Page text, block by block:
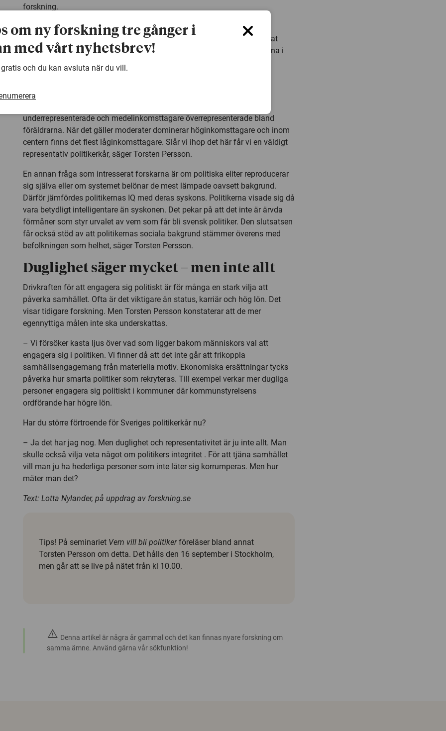
forskning.
För att mäta hur väl politikernas sociala förhållanden speglar
sammansättningen i befolkningen som helhet har forskarna bland annat
utgått från inkomsterna hos politikernas föräldrar. De tre största partierna i
kommunerna har undersökts, socialdemokraterna, moderaterna och
underrepresenterade och medelinkomsttagare överrepresenterade bland
föräldrarna. När det gäller moderater dominerar höginkomsttagare och inom
centern finns det flest låginkomsttagare. Slår vi ihop det här får vi en väldigt
representativ politikerkår, säger Torsten Persson.
En annan fråga som intresserat forskarna är om politiska eliter reproducerar
sig själva eller om systemet belönar de mest lämpade oavsett bakgrund.
Därför jämfördes politikernas IQ med deras syskons. Politikerna visade sig då
vara betydligt intelligentare än syskonen. Det pekar på att det inte är ärvda
förmåner som styr urvalet av vem som får bli svensk politiker. Den slutsatsen
får också stöd av att politikernas sociala bakgrund stämmer överens med
befolkningen som helhet, säger Torsten Persson.
Duglighet säger mycket – men inte allt
Drivkraften för att engagera sig politiskt är för många en stark vilja att
påverka samhället. Ofta är det viktigare än status, karriär och hög lön. Det
visar tidigare forskning. Men Torsten Persson konstaterar att de mer
egennyttiga målen inte ska underskattas.
– Vi försöker kasta ljus över vad som ligger bakom människors val att
engagera sig i politiken. Vi finner då att det inte går att frikoppla
samhällsengagemang från materiella motiv. Ekonomiska ersättningar tycks
påverka hur smarta politiker som rekryteras. Till exempel verkar mer dugliga
personer engagera sig politiskt i kommuner där kommunstyrelsens
ordförande har högre lön.
Har du större förtroende för Sveriges politikerkår nu?
– Ja det har jag nog. Men duglighet och representativitet är ju inte allt. Man
skulle också vilja veta något om politikers integritet . För att tjäna samhället
vill man ju ha hederliga personer som inte låter sig korrumperas. Men hur
mäter man det?
Text: Lotta Nylander, på uppdrag av forskning.se
Tips! På seminariet Vem vill bli politikerföreläser bland annat
Torsten Persson om detta. Det hålls den 16 september i Stockholm,
men går att se live på nätet från kl 10.00.
warning Denna artikel är några år gammal och det kan finnas nyare forskning om
samma ämne. Använd gärna vår sökfunktion!
om ny forskning tre gånger i
med vårt nyhetsbrev!
gratis och du kan avsluta när du vill.